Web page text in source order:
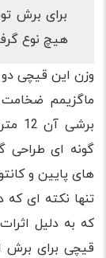
برای برش
هیچ نوع
گونه ای طراحی
های پایین و
تنها نکته ای
که به دلیل
قیچی برای برش